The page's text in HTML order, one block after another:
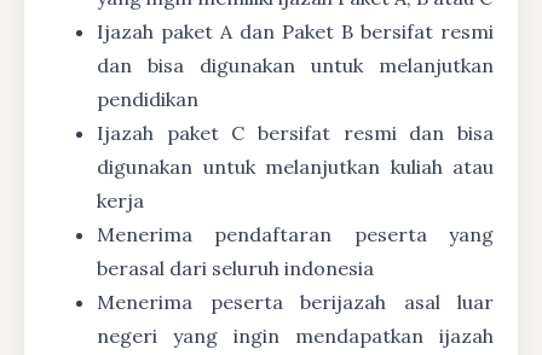
Ijazah paket A dan Paket B bersifat resmi
dan bisa digunakan untuk melanjutkan
pendidikan
Ijazah paket C bersifat resmi dan bisa
digunakan untuk melanjutkan kuliah atau
kerja
Menerima pendaftaran peserta yang
berasal dari seluruh indonesia
Menerima peserta berijazah asal luar
negeri yang ingin mendapatkan ijazah